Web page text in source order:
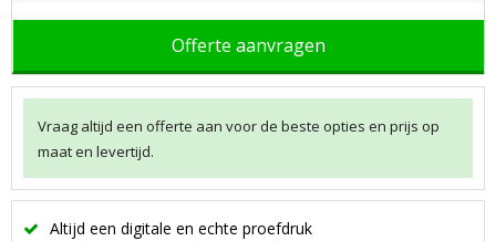
Offerte aanvragen
Vraag altijd een offerte aan voor de beste opties en prijs op
maat en levertijd.
Altijd een digitale en echte proefdruk